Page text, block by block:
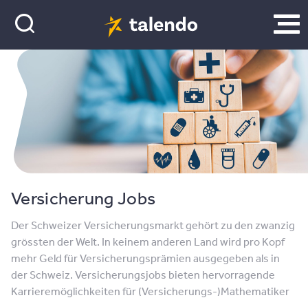
Versicherung Jobs
Der Schweizer Versicherungsmarkt gehört zu den zwanzig
grössten der Welt. In keinem anderen Land wird pro Kopf
mehr Geld für Versicherungsprämien ausgegeben als in
der Schweiz. Versicherungsjobs bieten hervorragende
Karrieremöglichkeiten für (Versicherungs-)Mathematiker